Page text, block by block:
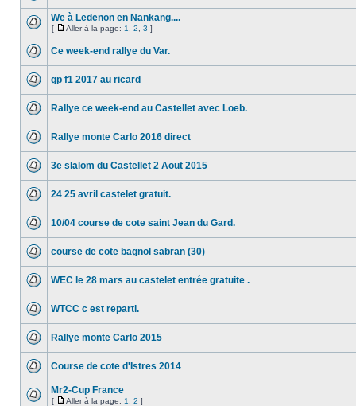
We à Ledenon en Nankang....
[ Aller à la page: 1 2 3 ]
Ce week-end rallye du Var.
gp f1 2017 au ricard
Rallye ce week-end au Castellet avec Loeb.
Rallye monte Carlo 2016 direct
3e slalom du Castellet 2 Aout 2015
24 25 avril castelet gratuit.
10/04 course de cote saint Jean du Gard.
course de cote bagnol sabran (30)
WEC le 28 mars au castelet entrée gratuite .
WTCC c est reparti.
Rallye monte Carlo 2015
Course de cote d'Istres 2014
Mr2-Cup France
[ Aller à la page: 1 2 ]